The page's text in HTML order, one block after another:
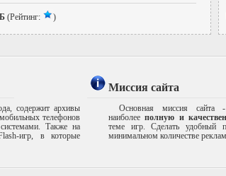
(Рейтинг: )
содержит архивы
телефонов
Также на
игр, в которые
Миссия сайта
Основная миссия сайта
наиболееполную и
теме игр. Сделать удобный
минимальном количестве